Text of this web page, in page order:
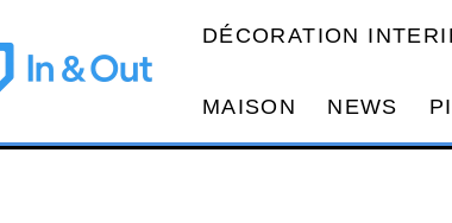
DÉCORATION
MAISON NEWS